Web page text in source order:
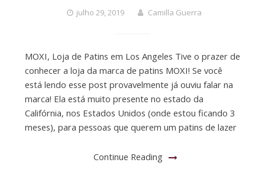
julho 29, 2019 Camilla Guerra
MOXI, Loja de Patins em Los Angeles Tive o prazer de
conhecer a loja da marca de patins MOXI! Se você
está lendo esse post provavelmente já ouviu falar na
marca! Ela está muito presente no estado da
Califórnia, nos Estados Unidos (onde estou ficando 3
meses), para pessoas que querem um patins de lazer
Continue Reading